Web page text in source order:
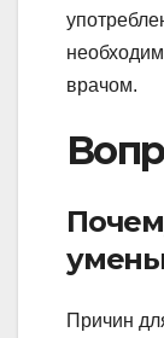
врачом.
Причин